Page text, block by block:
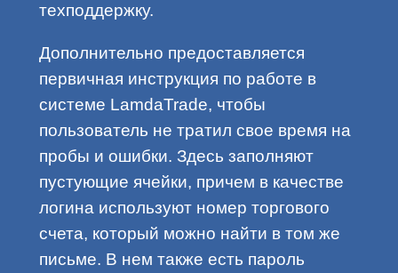
техподдержку.
Дополнительно предоставляется
первичная инструкция по работе в
системе LamdaTrade, чтобы
пользователь не тратил свое время на
пробы и ошибки. Здесь заполняют
пустующие ячейки, причем в качестве
логина используют номер торгового
счета, который можно найти в том же
письме. В нем также есть пароль